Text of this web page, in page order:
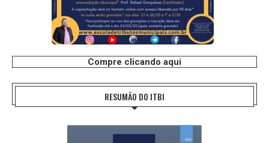
Compre clicando aqui
RESUMÃO DO ITBI